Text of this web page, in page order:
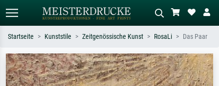
Standardsuche KI-Bildersuche
Suchen Sie nach Künstlern, Werktiteln
oder Stilen – z.B. Monet,
Beschreiben Sie die Szene – z.B. Grüne
Wiese, Abstrakt mit viel Rot, Dunkles
Startseite Kunststile Zeitgenössische Kunst RosaLi Das Paar